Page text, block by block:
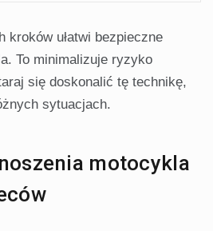
kroków ułatwi bezpieczne
To minimalizuje ryzyko
się doskonalić tę technikę,
sytuacjach.
motocykla